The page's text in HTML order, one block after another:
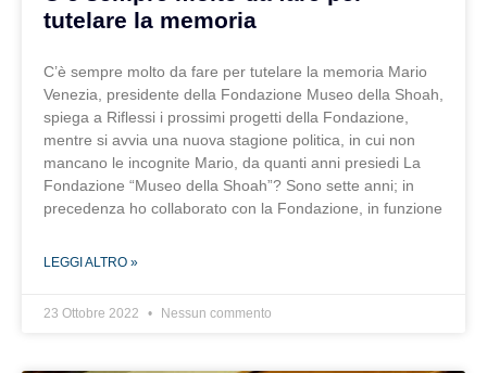
tutelare la memoria
C’è sempre molto da fare per tutelare la memoria Mario
Venezia, presidente della Fondazione Museo della Shoah,
spiega a Riflessi i prossimi progetti della Fondazione,
mentre si avvia una nuova stagione politica, in cui non
mancano le incognite Mario, da quanti anni presiedi La
Fondazione “Museo della Shoah”? Sono sette anni; in
precedenza ho collaborato con la Fondazione, in funzione
LEGGI ALTRO »
23 Ottobre 2022 Nessun commento